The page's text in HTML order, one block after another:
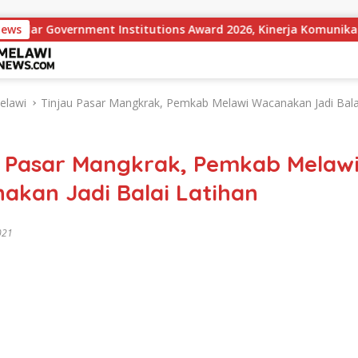
Institutions Award 2026, Kinerja Komunikasi Publik
Tinjau Pasar Mangkrak, Pemkab Melawi Wacanakan Jadi
Mangkrak, Pemkab Melawi
Jadi Balai Latihan